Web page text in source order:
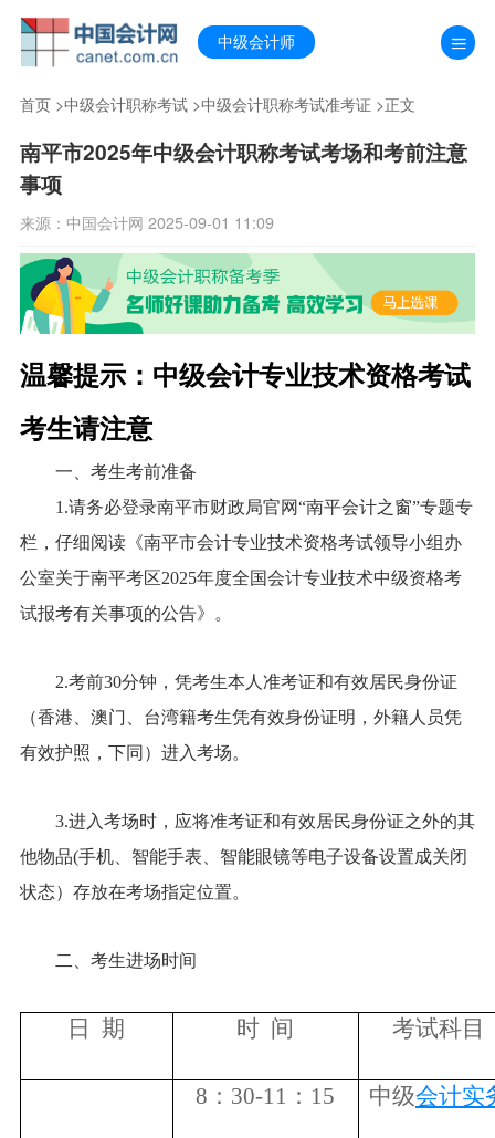
中级会计师
首页>中级会计职称考试>中级会计职称考试准考证 >正文
南平市2025年中级会计职称考试考场和考前注意
事项
来源：中国会计网 2025-09-01 11:09
温馨提示：中级会计专业技术资格考试
考生请注意
一、考生考前准备
1.请务必登录南平市财政局官网“南平会计之窗”专题专
栏，仔细阅读《南平市会计专业技术资格考试领导小组办
公室关于南平考区2025年度全国会计专业技术中级资格考
试报考有关事项的公告》。
2.考前30分钟，凭考生本人准考证和有效居民身份证
（香港、澳门、台湾籍考生凭有效身份证明，外籍人员凭
有效护照，下同）进入考场。
3.进入考场时，应将准考证和有效居民身份证之外的其
他物品(手机、智能手表、智能眼镜等电子设备设置成关闭
状态）存放在考场指定位置。
二、考生进场时间
日 期 时 间 考试科目
8：30-11： 15 中级会计实